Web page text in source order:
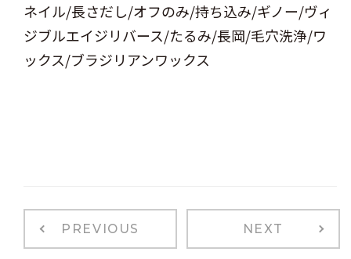
ネイル/長さだし/オフのみ/持ち込み/ギノー/ヴィ
ジブルエイジリバース/たるみ/長岡/毛穴洗浄/ワ
ックス/ブラジリアンワックス
PREVIOUS NEXT